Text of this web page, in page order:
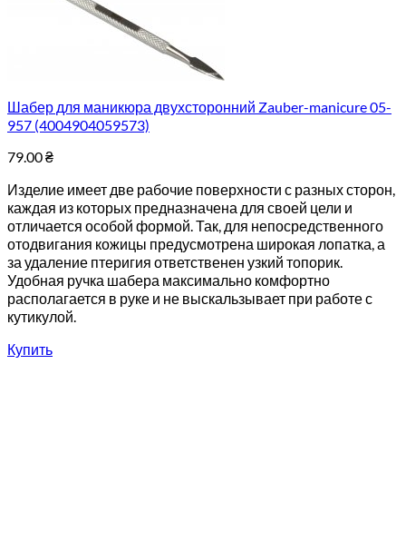
Шабер для маникюра двухсторонний Zauber-manicure 05-
957 (4004904059573)
79.00₴
Изделие имеет две рабочие поверхности с разных сторон,
каждая из которых предназначена для своей цели и
отличается особой формой. Так, для непосредственного
отодвигания кожицы предусмотрена широкая лопатка, а
за удаление птеригия ответственен узкий топорик.
Удобная ручка шабера максимально комфортно
располагается в руке и не выскальзывает при работе с
кутикулой.
Купить